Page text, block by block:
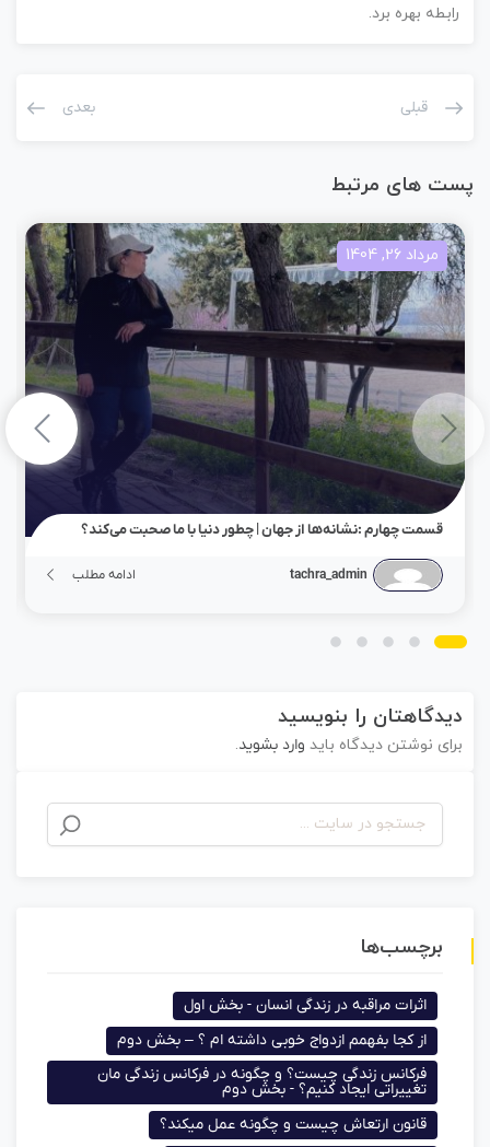
رابطه بهره برد.
قبلی بعدی
پست های مرتبط
مرداد 26, 1404
قسمت چهارم :نشانه‌ها از جهان | چطور دنیا با ما صحبت می‌کند؟
tachra_admin ادامه مطلب
دیدگاهتان را بنویسید
برای نوشتن دیدگاه بایدوارد بشوید.
برچسب‌ها
اثرات مراقبه در زندگی انسان - بخش اول
از کجا بفهمم ازدواج خوبی داشته ام ؟ – بخش دوم
فرکانس زندگی چیست؟ و چگونه در فرکانس زندگی مان
تغییراتی ایجاد کنیم؟ - بخش دوم
قانون ارتعاش چیست و چگونه عمل میکند؟